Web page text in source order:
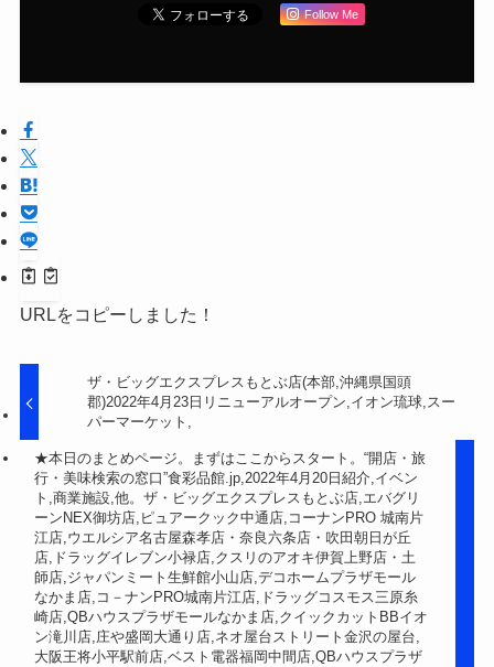
Follow Me
URLをコピーしました！
ザ・ビッグエクスプレスもとぶ店(本部,沖縄県国頭
郡)2022年4月23日リニューアルオープン,イオン琉球,スー
パーマーケット,
★本日のまとめページ。まずはここからスタート。“開店・旅
行・美味検索の窓口”食彩品館.jp,2022年4月20日紹介,イベン
ト,商業施設,他。ザ・ビッグエクスプレスもとぶ店,エバグリ
ーンNEX御坊店,ピュアークック中通店,コーナンPRO 城南片
江店,ウエルシア名古屋森孝店・奈良六条店・吹田朝日が丘
店,ドラッグイレブン小禄店,クスリのアオキ伊賀上野店・土
師店,ジャパンミート生鮮館小山店,デコホームプラザモール
なかま店,コ－ナンPRO城南片江店,ドラッグコスモス三原糸
崎店,QBハウスプラザモールなかま店,クイックカットBBイオ
ン滝川店,庄や盛岡大通り店,ネオ屋台ストリート金沢の屋台,
大阪王将小平駅前店,ベスト電器福岡中間店,QBハウスプラザ